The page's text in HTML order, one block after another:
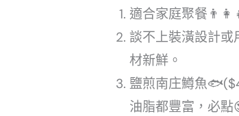
適合家庭聚餐
談不上裝潢設計或
材新鮮。
鹽煎南庄鱒魚
油脂都豐富，必點